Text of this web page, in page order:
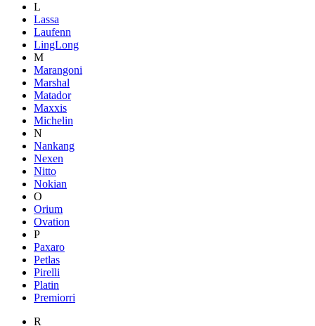
L
Lassa
Laufenn
LingLong
M
Marangoni
Marshal
Matador
Maxxis
Michelin
N
Nankang
Nexen
Nitto
Nokian
O
Orium
Ovation
P
Paxaro
Petlas
Pirelli
Platin
Premiorri
R